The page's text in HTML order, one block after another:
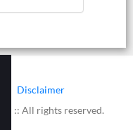
Disclaimer
:: All rights reserved.